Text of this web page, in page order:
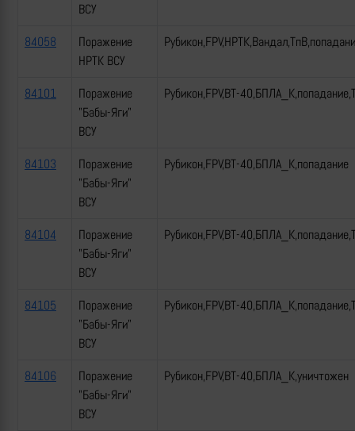
ВСУ
84058
Поражение
НРТК ВСУ
84101
Поражение
"Бабы-Яги"
ВСУ
Рубикон,FPV,ВТ-
84103
Поражение
"Бабы-Яги"
ВСУ
Рубикон,FPV,ВТ-40,БПЛА_К,попадание
84104
Поражение
"Бабы-Яги"
ВСУ
Рубикон,FPV,ВТ-
84105
Поражение
"Бабы-Яги"
ВСУ
Рубикон,FPV,ВТ-
84106
Поражение
"Бабы-Яги"
ВСУ
Рубикон,FPV,ВТ-40,БПЛА_К,уничтожен